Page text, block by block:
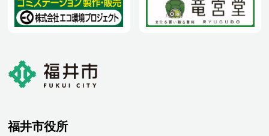
福井市役所